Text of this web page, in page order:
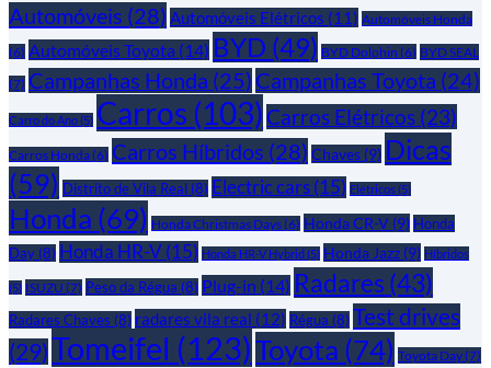
Automóveis (28) Automóveis Elétricos (11) Automóveis Honda
(6) Automóveis Toyota (14) BYD (49) BYD Dolphin (6) BYD SEAL
(7) Campanhas Honda (25) Campanhas Toyota (24)
Carro do Ano(5) Carros (103) Carros Elétricos (23)
Carros Honda(6) Carros Híbridos (28) Chaves (9) Dicas
(59) Distrito de Vila Real (8) Electric cars (15) Elétricos (5)
Honda (69) Honda Christmas Days(6) Honda CR-V (9) Honda
Day (8) Honda HR-V (15) Honda HR-V Hybrid(5) Honda Jazz (9) Híbridos
(5) ISUZU (7) Peso da Régua (8) Plug-in (14) Radares (43)
Radares Chaves (8) radares vila real (12) Régua (8) Test drives
(29)Tomeifel (123)Toyota (74) Toyota Day(7)